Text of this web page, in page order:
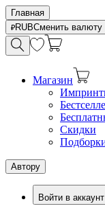
Главная
RUBСменить валюту
Магазин
Скидки
Автору
Войти в аккаунт